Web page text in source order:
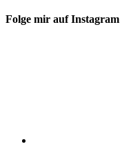
Folge mir auf Instagram